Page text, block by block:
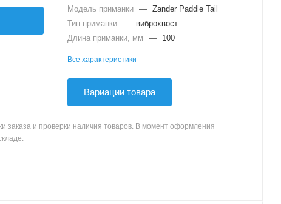
Модель приманки — Zander Paddle Tail
Тип приманки —
виброхвост
Длина приманки, мм
— 100
Все характеристики
Вариации товара
заказа и проверки наличия товаров. В момент оформления